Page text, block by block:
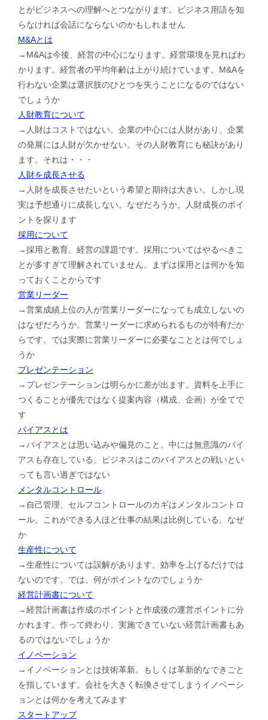
とがビジネスへの理解へとつながります。ビジネス用語を知
らなければ会話にならないのかもしれません
M&Aとは
→M&Aは今後、経営の中心になります。経営環境を見ればわ
かります。経営者の平均年齢は上がり続けています。M&Aを
行わない企業は選択肢のひとつを失うことになるのではない
でしょうか
人財教育について
→人財はコストではない。企業の中心には人財があり、企業
の発展には人財が欠かせない。その人財教育にも秘訣があり
ます。それは・・・
人財を成長させる
→人財を成長させたいという希望と期待は大きい。しかし現
実は予想通りに成長しない。なぜだろうか。人財成長のポイ
ントを探ります
採用について
→採用と教育。経営の課題です。採用についてはやるべきこ
とが多すぎて理解されていません。まずは採用とは何かを知
っておくことからです
営業リーダー
→営業成績上位の人が営業リーダーになっても成立しないの
はなぜだろうか。営業リーダーに求められるものが特有だか
らです。では実際に営業リーダーに必要なこととは何でしょ
うか
プレゼンテーション
→プレゼンテーションは明らかに差が出ます。資料を上手に
つくることが優先ではなく提案内容（構成、企画）が全てで
す
バイアスとは
→バイアスとは思い込みや偏見のこと。中には無意識のバイ
アスも存在している。ビジネスはこのバイアスとの戦いとい
っても言い過ぎではない
メンタルコントロール
→自己管理、セルフコントロールのカギはメンタルコントロ
ール。これができる人ほど仕事の結果は比例している。なぜ
か
生産性について
→生産性については誤解があります。効率を上げるだけでは
ないのです。では、何がポイントなのでしょうか
経営計画書について
→経営計画書は作成のポイントと作成後の運営ポイントに分
かれます。作って終わり、実施できていない経営計画書もあ
るのではないでしょうか
イノベーション
→イノベーションとは技術革新。もしくは革新的なできごと
を指しています。会社を大きく転換させてしまうイノベーシ
ョンとは何かを考えてみます
スタートアップ